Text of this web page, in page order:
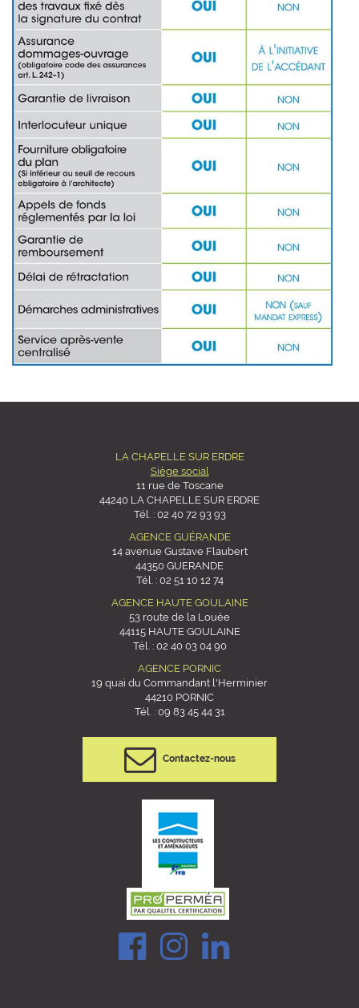
LA CHAPELLE SUR ERDRE
Siège social
11 rue de Toscane
44240 LA CHAPELLE SUR ERDRE
Tél. : 02 40 72 93 93
AGENCE GUÉRANDE
14 avenue Gustave Flaubert
44350 GUERANDE
Tél. : 02 51 10 12 74
AGENCE HAUTE GOULAINE
53 route de la Louée
44115 HAUTE GOULAINE
Tél. : 02 40 03 04 90
AGENCE PORNIC
19 quai du Commandant l'Herminier
44210 PORNIC
Tél. :09 83 45 44 31
Contactez-nous